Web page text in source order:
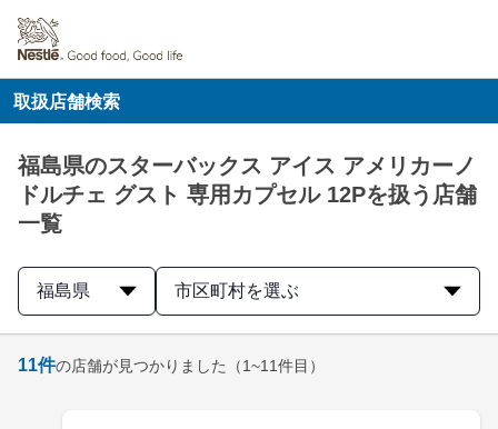
取扱店舗検索
福島県のスターバックス アイス アメリカーノ
ドルチェ グスト 専用カプセル 12Pを扱う店舗
一覧
福島県 市区町村を選ぶ
11件の店舗が見つかりました （1~11件目）